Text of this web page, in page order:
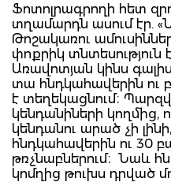
Ֆոտոլրագրողի հետ
տղամարդն ասում էր.
Թոշակառու
փոքրիկ տնտեսություն
Առավոտյան կինս
տա հնդկահավերին ու
է տեղեկացնում։
կենդանիների կողմից,
կենդանու արած չի
հնդկահավերին ու 30
թռչնաբներում։ Նաև
կոմղից թուխս դրված